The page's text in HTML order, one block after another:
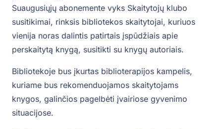
Suaugusiųjų abonemente vyks Skaitytojų klubo
susitikimai, rinksis bibliotekos skaitytojai, kuriuos
vienija noras dalintis patirtais įspūdžiais apie
perskaitytą knygą, susitikti su knygų autoriais.
Bibliotekoje bus įkurtas biblioterapijos kampelis,
kuriame bus rekomenduojamos skaitytojams
knygos, galinčios pagelbėti įvairiose gyvenimo
situacijose.